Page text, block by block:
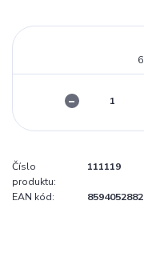
Číslo
produktu:
111119
EAN kód: